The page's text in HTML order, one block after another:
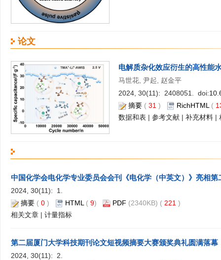
论文
电解质杂化效应衍生的高性能
马世花, 尹起, 赵金平
2024, 30(11): 2408051. doi:
摘要( 31 ) RichHTML (
数据和表 | 参考文献| 补充材料|
中国化学会电化学专业委员会会刊《电化学（中英文）》亮相
2024, 30(11): 1.
摘要 ( 0 ) HTML ( 9) PDF (2340KB) ( 221 )
相关文章 | 计量指标
第二届厦门大学科技期刊论文短视频摘要大赛颁奖典礼圆满落幕
2024, 30(11): 2.